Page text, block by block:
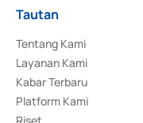
Tautan
Tentang Kami
Layanan Kami
Kabar Terbaru
Platform Kami